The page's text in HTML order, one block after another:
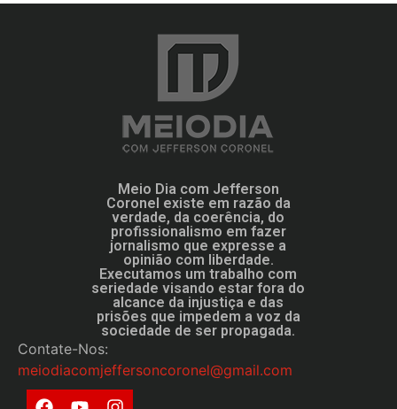
Meio Dia com Jefferson
Coronel existe em razão da
verdade, da coerência, do
profissionalismo em fazer
jornalismo que expresse a
opinião com liberdade.
Executamos um trabalho com
seriedade visando estar fora do
alcance da injustiça e das
prisões que impedem a voz da
sociedade de ser propagada.
Contate-Nos:
meiodiacomjeffersoncoronel@gmail.com